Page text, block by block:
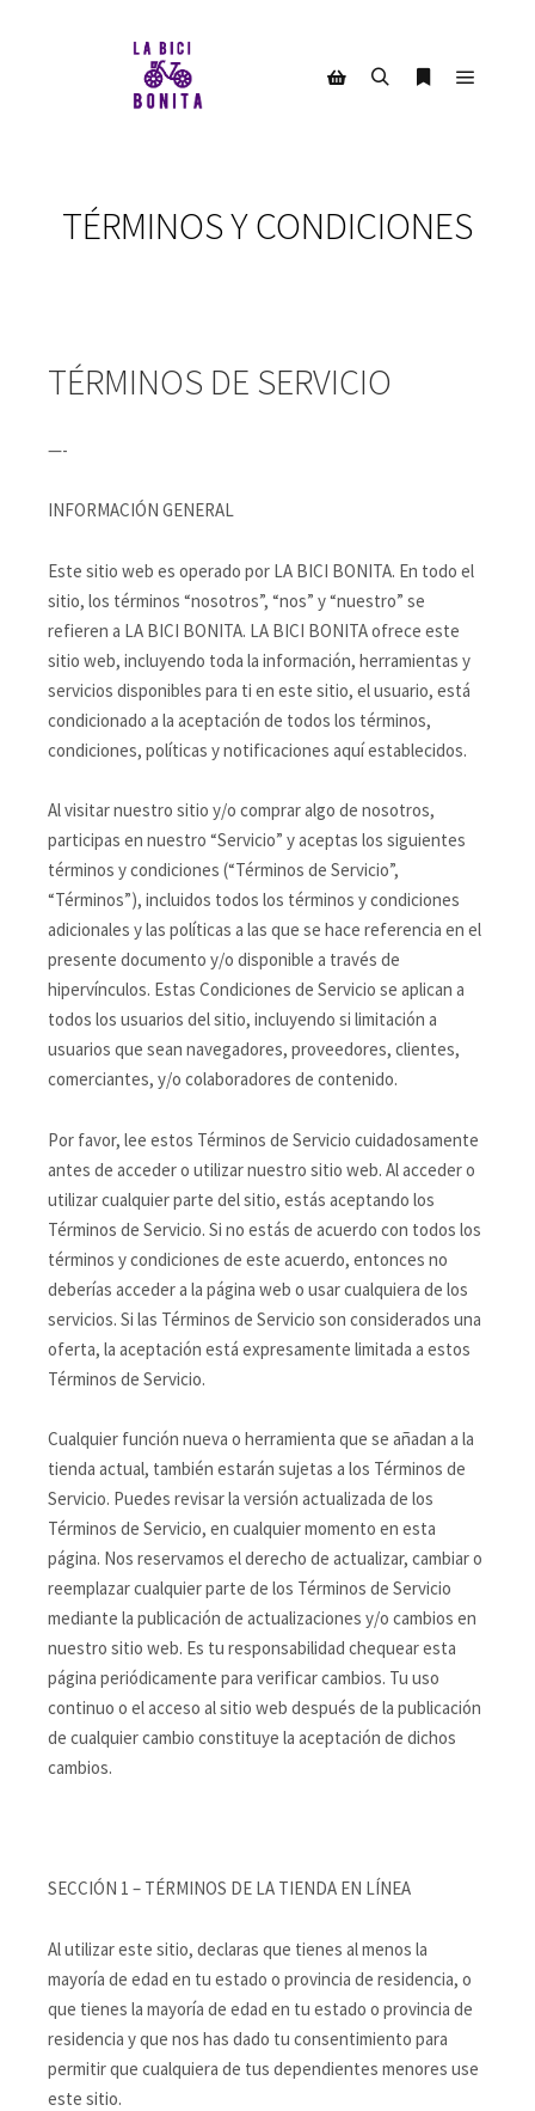
TÉRMINOS Y CONDICIONES
TÉRMINOS DE SERVICIO
—-
INFORMACIÓN GENERAL
Este sitio web es operado por LA BICI BONITA. En todo el
sitio, los términos “nosotros”, “nos” y “nuestro” se
refieren a LA BICI BONITA. LA BICI BONITA ofrece este
sitio web, incluyendo toda la información, herramientas y
servicios disponibles para ti en este sitio, el usuario, está
condicionado a la aceptación de todos los términos,
condiciones, políticas y notificaciones aquí establecidos.
Al visitar nuestro sitio y/o comprar algo de nosotros,
participas en nuestro “Servicio” y aceptas los siguientes
términos y condiciones (“Términos de Servicio”,
“Términos”), incluidos todos los términos y condiciones
adicionales y las políticas a las que se hace referencia en el
presente documento y/o disponible a través de
hipervínculos. Estas Condiciones de Servicio se aplican a
todos los usuarios del sitio, incluyendo si limitación a
usuarios que sean navegadores, proveedores, clientes,
comerciantes, y/o colaboradores de contenido.
Por favor, lee estos Términos de Servicio cuidadosamente
antes de acceder o utilizar nuestro sitio web. Al acceder o
utilizar cualquier parte del sitio, estás aceptando los
Términos de Servicio. Si no estás de acuerdo con todos los
términos y condiciones de este acuerdo, entonces no
deberías acceder a la página web o usar cualquiera de los
servicios. Si las Términos de Servicio son considerados una
oferta, la aceptación está expresamente limitada a estos
Términos de Servicio.
Cualquier función nueva o herramienta que se añadan a la
tienda actual, también estarán sujetas a los Términos de
Servicio. Puedes revisar la versión actualizada de los
Términos de Servicio, en cualquier momento en esta
página. Nos reservamos el derecho de actualizar, cambiar o
reemplazar cualquier parte de los Términos de Servicio
mediante la publicación de actualizaciones y/o cambios en
nuestro sitio web. Es tu responsabilidad chequear esta
página periódicamente para verificar cambios. Tu uso
continuo o el acceso al sitio web después de la publicación
de cualquier cambio constituye la aceptación de dichos
cambios.
SECCIÓN 1 – TÉRMINOS DE LA TIENDA EN LÍNEA
Al utilizar este sitio, declaras que tienes al menos la
mayoría de edad en tu estado o provincia de residencia, o
que tienes la mayoría de edad en tu estado o provincia de
residencia y que nos has dado tu consentimiento para
permitir que cualquiera de tus dependientes menores use
este sitio.